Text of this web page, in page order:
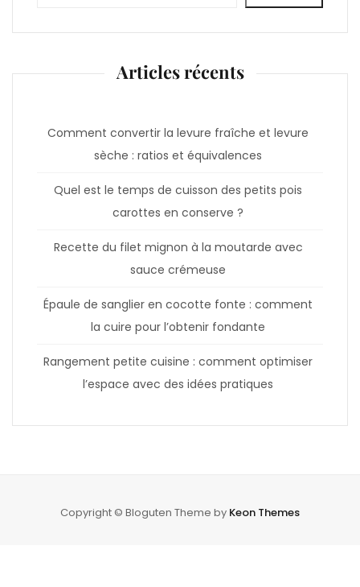
Articles récents
Comment convertir la levure fraîche et levure
sèche : ratios et équivalences
Quel est le temps de cuisson des petits pois
carottes en conserve ?
Recette du filet mignon à la moutarde avec
sauce crémeuse
Épaule de sanglier en cocotte fonte : comment
la cuire pour l’obtenir fondante
Rangement petite cuisine : comment optimiser
l’espace avec des idées pratiques
Copyright © Bloguten Theme by Keon Themes